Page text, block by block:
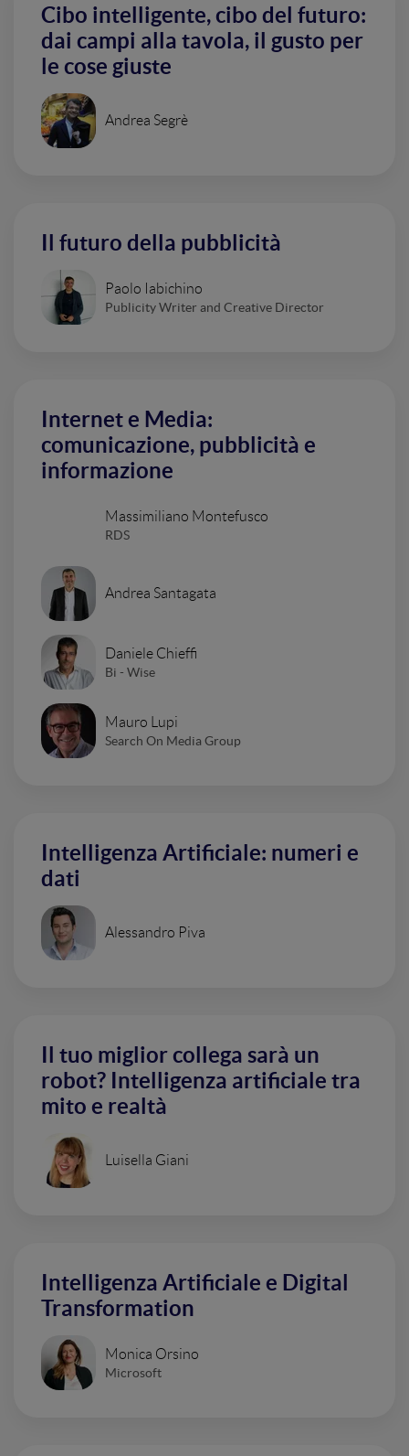
Cibo intelligente, cibo del futuro:
dai campi alla tavola, il gusto per
le cose giuste
Andrea Segrè
Il futuro della pubblicità
Paolo Iabichino
Publicity Writer and Creative Director
Internet e Media:
comunicazione, pubblicità e
informazione
Massimiliano Montefusco
RDS
Andrea Santagata
Daniele Chieffi
Bi - Wise
Mauro Lupi
Search On Media Group
Intelligenza Artificiale: numeri e
dati
Alessandro Piva
Il tuo miglior collega sarà un
robot? Intelligenza artificiale tra
mito e realtà
Luisella Giani
Intelligenza Artificiale e Digital
Transformation
Monica Orsino
Microsoft